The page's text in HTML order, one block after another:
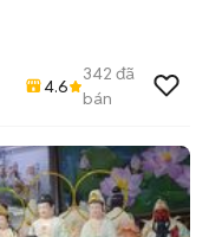
4.6
342 đã
bán